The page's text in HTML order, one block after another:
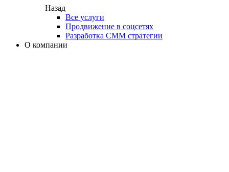
Назад
Все услуги
Продвижение в соцсетях
Разработка СММ стратегии
О компании